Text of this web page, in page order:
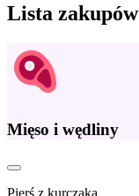
Lista zakupów
Mięso i wędliny